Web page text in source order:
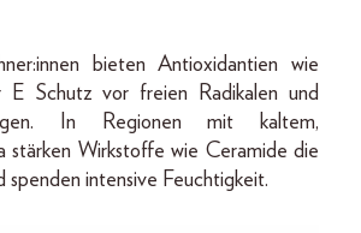
bieten Antioxidantien wie
Schutz vor freien Radikalen und
In Regionen mit kaltem,
stärken Wirkstoffe wie Ceramide die
spenden intensive Feuchtigkeit.